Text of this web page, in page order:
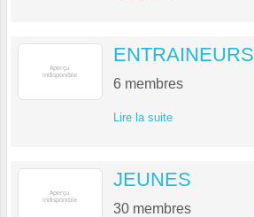
ENTRAINEURS
6 membres
Lire la suite
JEUNES
30 membres